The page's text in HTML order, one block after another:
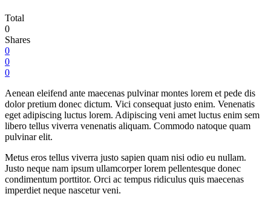
Total
0
Shares
0
0
0
Aenean eleifend ante maecenas pulvinar montes lorem et pede dis
dolor pretium donec dictum. Vici consequat justo enim. Venenatis
eget adipiscing luctus lorem. Adipiscing veni amet luctus enim sem
libero tellus viverra venenatis aliquam. Commodo natoque quam
pulvinar elit.
Metus eros tellus viverra justo sapien quam nisi odio eu nullam.
Justo neque nam ipsum ullamcorper lorem pellentesque donec
condimentum porttitor. Orci ac tempus ridiculus quis maecenas
imperdiet neque nascetur veni.